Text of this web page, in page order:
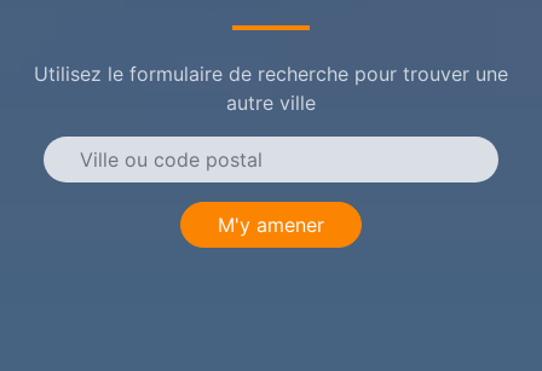
Utilisez le formulaire de recherche pour trouver une
autre ville
M'y amener